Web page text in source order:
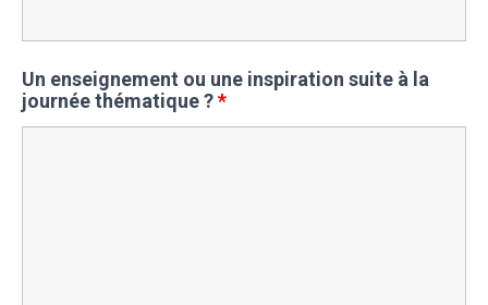
Un enseignement ou une inspiration suite à la
journée thématique ?*